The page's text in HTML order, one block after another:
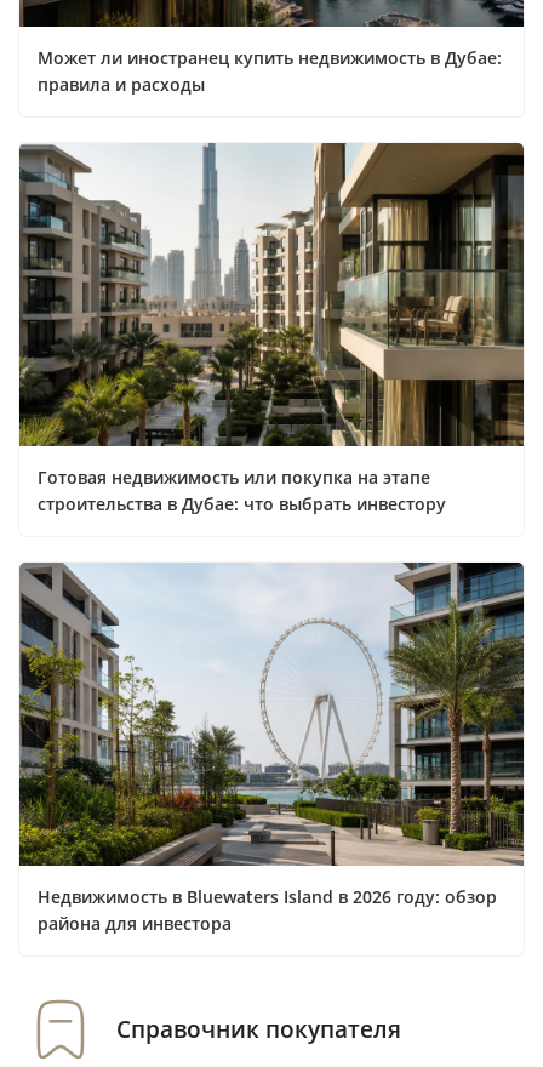
Справочник покупателя
Может ли иностранец купить недвижимость в Дубае:
правила и расходы
Готовая недвижимость или покупка на этапе
строительства в Дубае: что выбрать инвестору
Недвижимость в Bluewaters Island в 2026 году: обзор
района для инвестора